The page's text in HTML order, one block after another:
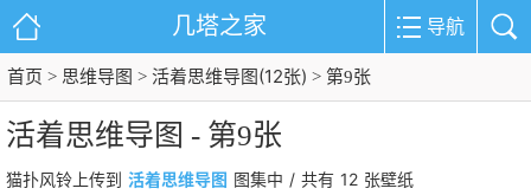
几塔之家 导航
首页 > 思维导图 > 活着思维导图(12张) > 第9张
活着思维导图 - 第9张
猫扑风铃上传到 活着思维导图 图集中 / 共有 12 张壁纸